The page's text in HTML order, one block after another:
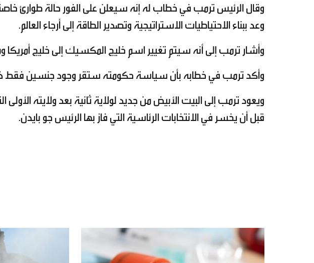
وقال الرئيس ترمب في خطاب له إنه سيعلن على الفور حالة طوارئ
وعد ببناء الاحتياطيات الاستراتيجية وتصدير الطاقة إلى أرجاء العالم.
وأشار ترمب إلى أنه سيتم تغيير اسم خليج المكسيك إلى خليج أمريكا
وأكد ترمب في خطابه بأن سياسة حكومته ستقر وجود جنسين فقط
قبل أن يخسر في الانتخابات الرئاسية التي فاز بها الرئيس جو بايدن.